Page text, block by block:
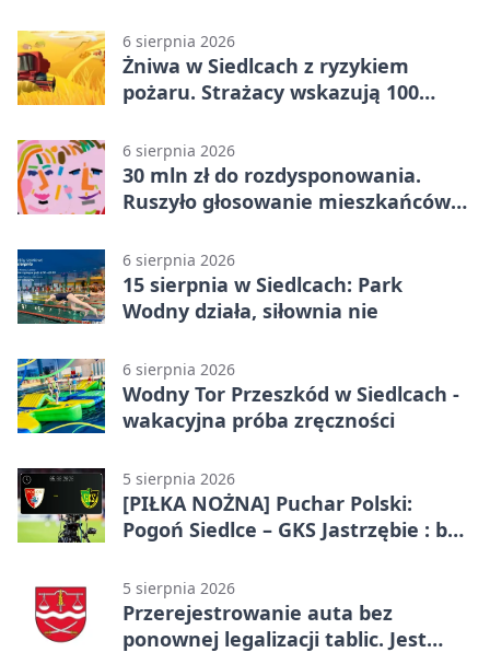
6 sierpnia 2026
Żniwa w Siedlcach z ryzykiem
pożaru. Strażacy wskazują 100
6 sierpnia 2026
30 mln zł do rozdysponowania.
Ruszyło głosowanie mieszkańców
6 sierpnia 2026
15 sierpnia w Siedlcach: Park
Wodny działa, siłownia nie
6 sierpnia 2026
Wodny Tor Przeszkód w Siedlcach -
wakacyjna próba zręczności
5 sierpnia 2026
[PIŁKA NOŻNA] Puchar Polski:
Pogoń Siedlce – GKS Jastrzębie : bez
5 sierpnia 2026
Przerejestrowanie auta bez
ponownej legalizacji tablic. Jest